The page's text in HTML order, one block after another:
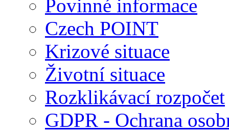
Povinné informace
Czech POINT
Krizové situace
Životní situace
Rozklikávací rozpočet
GDPR - Ochrana